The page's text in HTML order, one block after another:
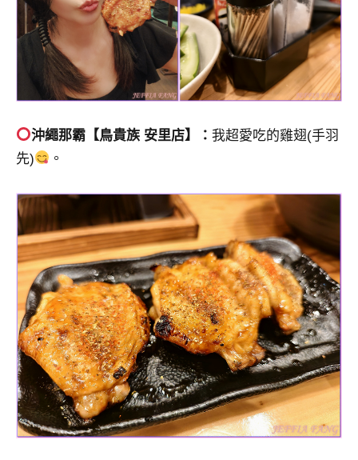
沖繩那霸【鳥貴族 安里店】：我超愛吃的雞翅(手羽
先)
。